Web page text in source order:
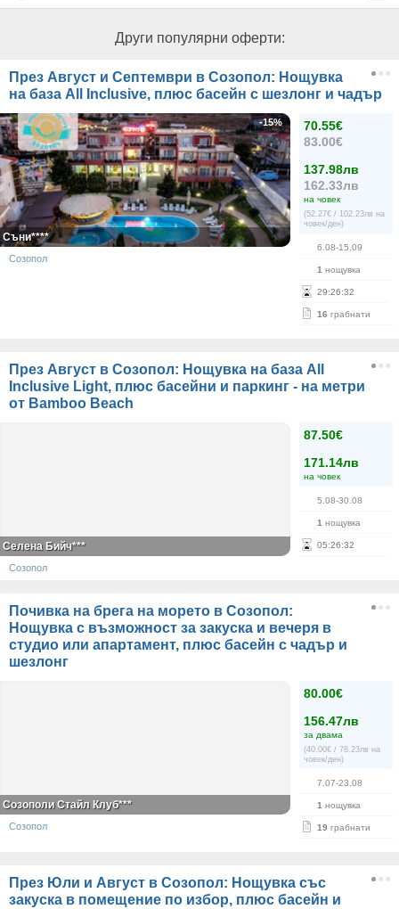
Други популярни оферти:
През Август и Септември в Созопол: Нощувка
на база All Inclusive, плюс басейн с шезлонг и чадър
70.55€
83.00€
137.98лв
162.33лв
на човек
(52.27€ / 102.23лв на
човек/ден)
6.08-15.09
1 нощувка
29:26:32
16 грабнати
-15%
Съни****
Созопол
През Август в Созопол: Нощувка на база All
Inclusive Light, плюс басейни и паркинг - на метри
от Bamboo Beach
87.50€
171.14лв
на човек
5.08-30.08
1 нощувка
05:26:32
Селена Бийч***
Созопол
Почивка на брега на морето в Созопол:
Нощувка с възможност за закуска и вечеря в
студио или апартамент, плюс басейн с чадър и
шезлонг
80.00€
156.47лв
за двама
(40.00€ / 78.23лв на
човек/ден)
7.07-23.08
1 нощувка
19 грабнати
Созополи Стайл Клуб***
Созопол
През Юли и Август в Созопол: Нощувка със
закуска в помещение по избор, плюс басейн и